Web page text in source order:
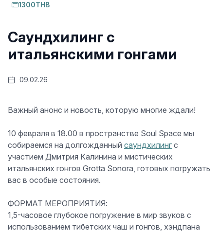
1300THB
Саундхилинг с
итальянскими гонгами
09.02.26
Важный анонс и новость, которую многие ждали!
10 февраля в 18.00 в пространстве Soul Space мы
собираемся на долгожданный саундхилингс
участием Дмитрия Калинина и мистических
итальянских гонгов Grotta Sonora, готовых погружать
вас в особые состояния.
ФОРМАТ МЕРОПРИЯТИЯ:
1,5-часовое глубокое погружение в мир звуков с
использованием тибетских чаш и гонгов, хэндпана